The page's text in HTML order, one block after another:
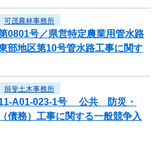
可茂農林事務所
0801号／県営特定農業用管水路
部地区第10号管水路工事に関す
揖斐土木事務所
11-A01-023-1号 公共 防災・
債務）工事に関する一般競争入